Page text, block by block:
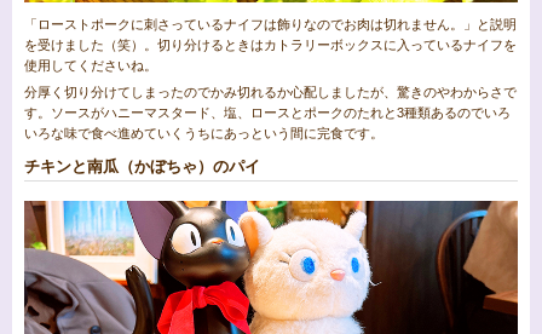
「ローストポークに刺さっているナイフは飾りなのでお肉は切れません。」と説明
を受けました（笑）。切り分けるときはカトラリーボックスに入っているナイフを
使用してくださいね。
分厚く切り分けてしまったのでかみ切れるか心配しましたが、驚きのやわからさで
す。ソースがハニーマスタード、塩、ロースとポークのたれと3種類あるのでいろ
いろな味で食べ進めていくうちにあっという間に完食です。
チキンと南瓜（かぼちゃ）のパイ